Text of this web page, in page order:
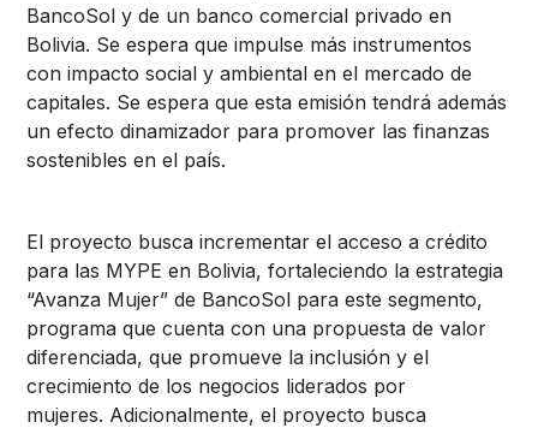
BancoSol y de un banco comercial privado en
Bolivia. Se espera que impulse más instrumentos
con impacto social y ambiental en el mercado de
capitales. Se espera que esta emisión tendrá además
un efecto dinamizador para promover las finanzas
sostenibles en el país.
El proyecto busca incrementar el acceso a crédito
para las MYPE en Bolivia, fortaleciendo la estrategia
“Avanza Mujer” de BancoSol para este segmento,
programa que cuenta con una propuesta de valor
diferenciada, que promueve la inclusión y el
crecimiento de los negocios liderados por
mujeres. Adicionalmente, el proyecto busca